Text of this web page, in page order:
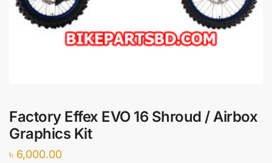
Factory Effex EVO 16 Shroud / Airbox
Graphics Kit
৳ 6,000.00